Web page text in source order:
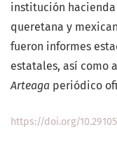
institución
queretana y
fueron informes
estatales, así como
Arteaga periódico
https://doi.org/